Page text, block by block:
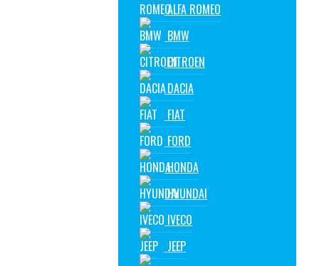
ALFA ROMEO
BMW
CITROEN
DACIA
FIAT
FORD
HONDA
HYUNDAI
IVECO
JEEP